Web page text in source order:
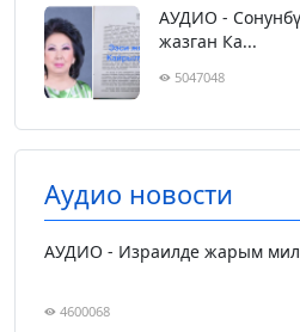
АУДИО -
жазган Ка...
5047048
Аудио новости
АУДИО - Израилде жарым
4600068